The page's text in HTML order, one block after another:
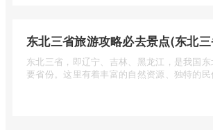
东北三省，即辽宁、吉林、黑龙江，是我国
要省份。这里有着丰富的自然资源、独特的